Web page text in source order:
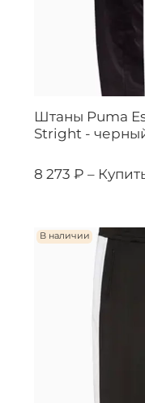
Штаны Puma
Stright -
8 273 ₽ –
В наличии